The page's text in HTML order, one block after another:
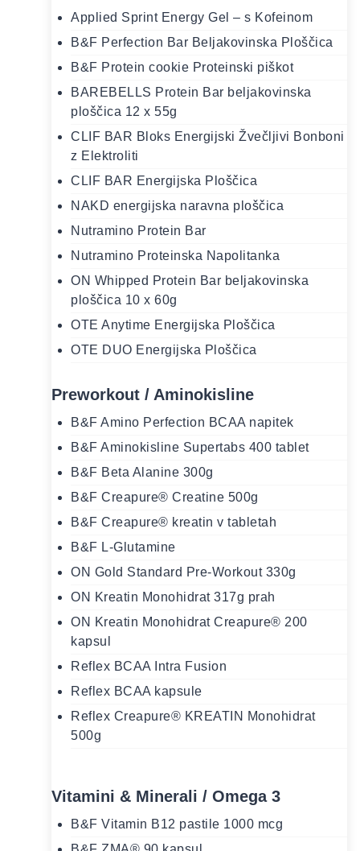
Applied Sprint Energy Gel – s Kofeinom
B&F Perfection Bar Beljakovinska Ploščica
B&F Protein cookie Proteinski piškot
BAREBELLS Protein Bar beljakovinska
ploščica 12 x 55g
CLIF BAR Bloks Energijski Žvečljivi Bonboni
z Elektroliti
CLIF BAR Energijska Ploščica
NAKD energijska naravna ploščica
Nutramino Protein Bar
Nutramino Proteinska Napolitanka
ON Whipped Protein Bar beljakovinska
ploščica 10 x 60g
OTE Anytime Energijska Ploščica
OTE DUO Energijska Ploščica
Preworkout / Aminokisline
B&F Amino Perfection BCAA napitek
B&F Aminokisline Supertabs 400 tablet
B&F Beta Alanine 300g
B&F Creapure® Creatine 500g
B&F Creapure® kreatin v tabletah
B&F L-Glutamine
ON Gold Standard Pre-Workout 330g
ON Kreatin Monohidrat 317g prah
ON Kreatin Monohidrat Creapure® 200
kapsul
Reflex BCAA Intra Fusion
Reflex BCAA kapsule
Reflex Creapure® KREATIN Monohidrat
500g
Vitamini & Minerali / Omega 3
B&F Vitamin B12 pastile 1000 mcg